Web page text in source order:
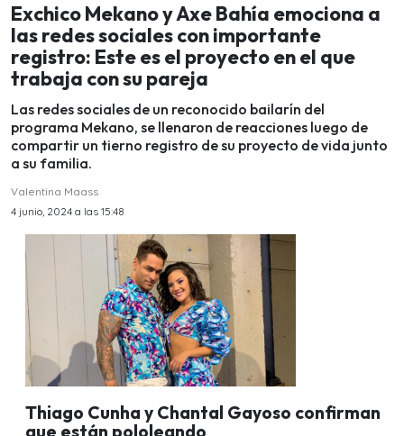
Exchico Mekano y Axe Bahía emociona a
las redes sociales con importante
registro: Este es el proyecto en el que
trabaja con su pareja
Las redes sociales de un reconocido bailarín del
programa Mekano, se llenaron de reacciones luego de
compartir un tierno registro de su proyecto de vida junto
a su familia.
Valentina Maass
4 junio, 2024 a las 15:48
Thiago Cunha y Chantal Gayoso confirman
que están pololeando